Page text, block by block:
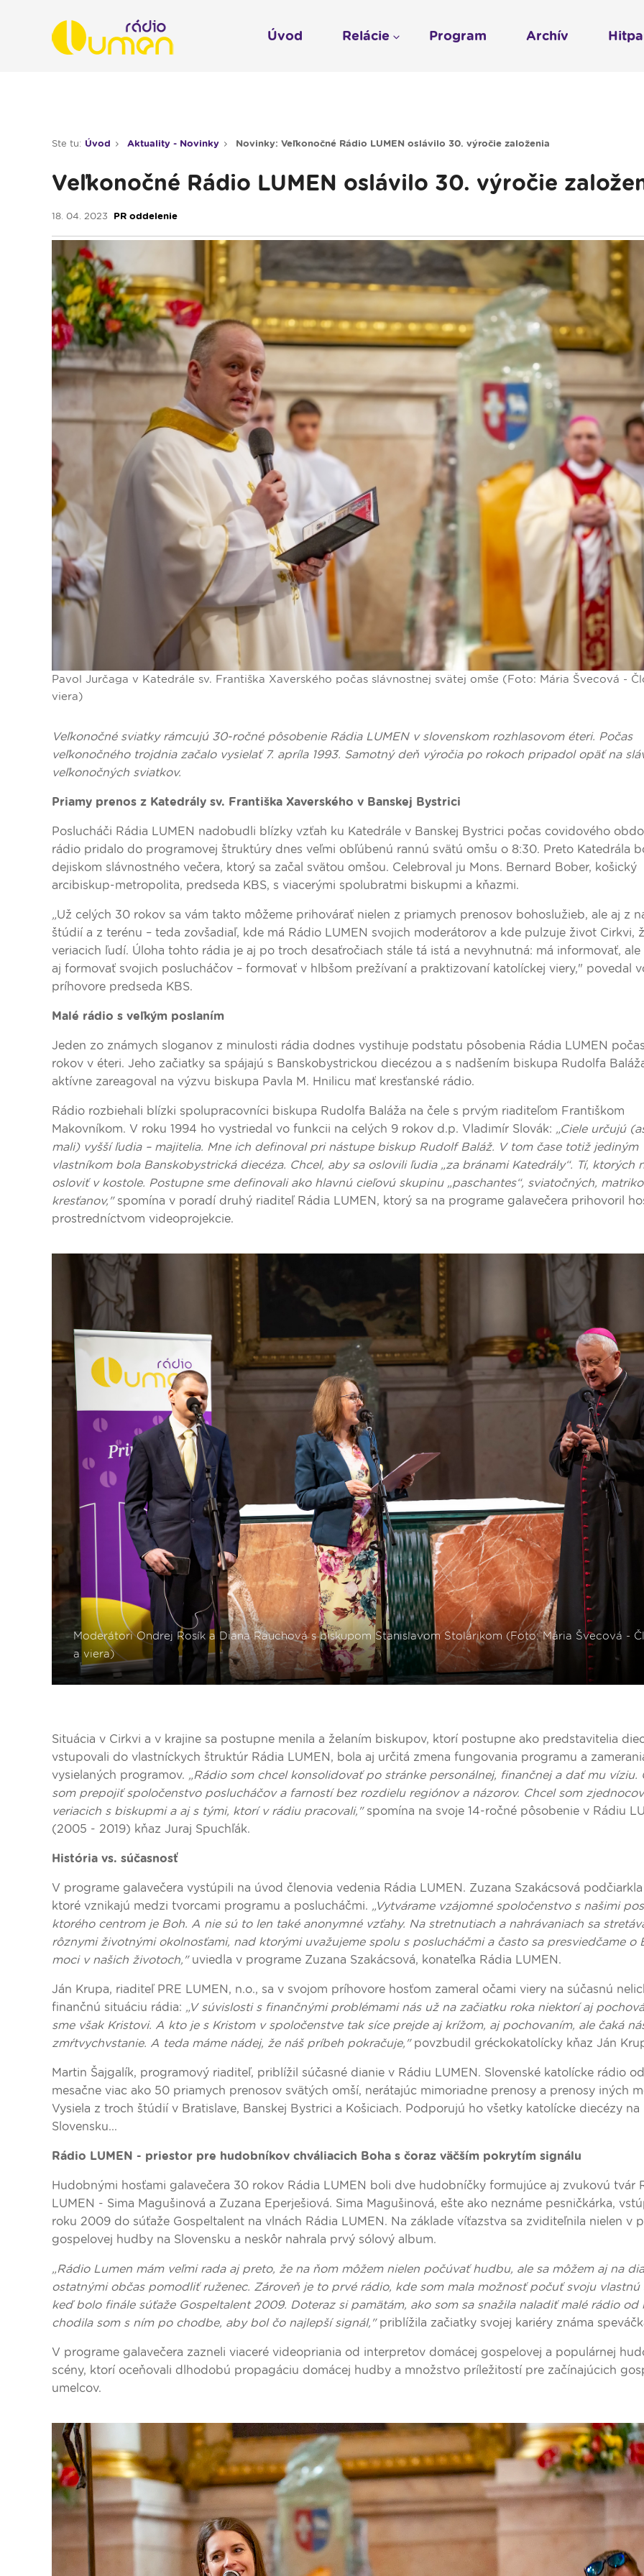
Ste tu: Úvod Aktuality - Novinky Novinky: Veľkonočné Rádio LUMEN oslávilo 30. výročie založenia
Veľkonočné Rádio LUMEN oslávilo 30. výročie
18. 04. 2023 PR oddelenie
Pavol Jurčaga v Katedrále sv. Františka Xaverského počas slávnostnej svätej omše (Foto: Mária Švecová -
viera)
Veľkonočné sviatky rámcujú 30-ročné pôsobenie Rádia LUMEN v slovenskom rozhlasovom éteri. Počas
veľkonočného trojdnia začalo vysielať 7. apríla 1993. Samotný deň výročia po rokoch pripadol opäť na
veľkonočných sviatkov.
Priamy prenos z Katedrály sv. Františka Xaverského v Banskej Bystrici
Poslucháči Rádia LUMEN nadobudli blízky vzťah ku Katedrále v Banskej Bystrici počas covidového
rádio pridalo do programovej štruktúry dnes veľmi obľúbenú rannú svätú omšu o 8:30. Preto Katedrála
dejiskom slávnostného večera, ktorý sa začal svätou omšou. Celebroval ju Mons. Bernard Bober, košický
arcibiskup-metropolita, predseda KBS, s viacerými spolubratmi biskupmi a kňazmi.
„Už celých 30 rokov sa vám takto môžeme prihovárať nielen z priamych prenosov bohoslužieb, ale aj z
štúdií a z terénu – teda zovšadiaľ, kde má Rádio LUMEN svojich moderátorov a kde pulzuje život Cirkvi,
veriacich ľudí. Úloha tohto rádia je aj po troch desaťročiach stále tá istá a nevyhnutná: má informovať, ale
aj formovať svojich poslucháčov – formovať v hlbšom prežívaní a praktizovaní katolíckej viery," povedal
príhovore predseda KBS.
Malé rádio s veľkým poslaním
Jeden zo známych sloganov z minulosti rádia dodnes vystihuje podstatu pôsobenia Rádia LUMEN
rokov v éteri. Jeho začiatky sa spájajú s Banskobystrickou diecézou a s nadšením biskupa Rudolfa
aktívne zareagoval na výzvu biskupa Pavla M. Hnilicu mať kresťanské rádio.
Rádio rozbiehali blízki spolupracovníci biskupa Rudolfa Baláža na čele s prvým riaditeľom Františkom
Makovníkom. V roku 1994 ho vystriedal vo funkcii na celých 9 rokov d.p. Vladimír Slovák: „Ciele určujú
mali) vyšší ľudia – majitelia. Mne ich definoval pri nástupe biskup Rudolf Baláž. V tom čase totiž jediným
vlastníkom bola Banskobystrická diecéza. Chcel, aby sa oslovili ľudia „za bránami Katedrály“. Tí, ktorých
osloviť v kostole. Postupne sme definovali ako hlavnú cieľovú skupinu „paschantes“, sviatočných,
kresťanov,"spomína v poradí druhý riaditeľ Rádia LUMEN, ktorý sa na programe galavečera prihovoril
prostredníctvom videoprojekcie.
Situácia v Cirkvi a v krajine sa postupne menila a želaním biskupov, ktorí postupne ako predstavitelia
vstupovali do vlastníckych štruktúr Rádia LUMEN, bola aj určitá zmena fungovania programu a
vysielaných programov. „Rádio som chcel konsolidovať po stránke personálnej, finančnej a dať mu víziu.
som prepojiť spoločenstvo poslucháčov a farností bez rozdielu regiónov a názorov. Chcel som
veriacich s biskupmi a aj s tými, ktorí v rádiu pracovali,"spomína na svoje 14-ročné pôsobenie v Rádiu
(2005 - 2019) kňaz Juraj Spuchľák.
História vs. súčasnosť
V programe galavečera vystúpili na úvod členovia vedenia Rádia LUMEN. Zuzana Szakácsová
ktoré vznikajú medzi tvorcami programu a poslucháčmi. „Vytvárame vzájomné spoločenstvo s našimi
ktorého centrom je Boh. A nie sú to len také anonymné vzťahy. Na stretnutiach a nahrávaniach sa
rôznymi životnými okolnosťami, nad ktorými uvažujeme spolu s poslucháčmi a často sa presviedčame o
moci v našich životoch,"uviedla v programe Zuzana Szakácsová, konateľka Rádia LUMEN.
Ján Krupa, riaditeľ PRE LUMEN, n.o., sa v svojom príhovore hosťom zameral očami viery na súčasnú
finančnú situáciu rádia: „V súvislosti s finančnými problémami nás už na začiatku roka niektorí aj
sme však Kristovi. A kto je s Kristom v spoločenstve tak síce prejde aj krížom, aj pochovaním, ale čaká
zmŕtvychvstanie. A teda máme nádej, že náš príbeh pokračuje," povzbudil gréckokatolícky kňaz Ján
Martin Šajgalík, programový riaditeľ, priblížil súčasné dianie v Rádiu LUMEN. Slovenské katolícke rádio
mesačne viac ako 50 priamych prenosov svätých omší, nerátajúc mimoriadne prenosy a prenosy iných
Vysiela z troch štúdií v Bratislave, Banskej Bystrici a Košiciach. Podporujú ho všetky katolícke diecézy na
Slovensku...
Rádio LUMEN - priestor pre hudobníkov chváliacich Boha s čoraz väčším pokrytím signálu
Hudobnými hosťami galavečera 30 rokov Rádia LUMEN boli dve hudobníčky formujúce aj zvukovú tvár
LUMEN - Sima Magušinová a Zuzana Eperješiová. Sima Magušinová, ešte ako neznáme pesničkárka,
roku 2009 do súťaže Gospeltalent na vlnách Rádia LUMEN. Na základe víťazstva sa zviditeľnila nielen v
gospelovej hudby na Slovensku a neskôr nahrala prvý sólový album.
„Rádio Lumen mám veľmi rada aj preto, že na ňom môžem nielen počúvať hudbu, ale sa môžem aj na
ostatnými občas pomodliť ruženec. Zároveň je to prvé rádio, kde som mala možnosť počuť svoju vlastnú
keď bolo finále súťaže Gospeltalent 2009. Doteraz si pamätám, ako som sa snažila naladiť malé rádio od
chodila som s ním po chodbe, aby bol čo najlepší signál,"priblížila začiatky svojej kariéry známa
V programe galavečera zazneli viaceré videopriania od interpretov domácej gospelovej a populárnej
scény, ktorí oceňovali dlhodobú propagáciu domácej hudby a množstvo príležitostí pre začínajúcich
umelcov.
Profil
Úvod Relácie
Moderované relácie
Pre deti
Piesne na želanie
Rubriky
Modlitba
Dopravný servis
Rádio Vatikán - CZ Kresťanské noviny
Program Archív